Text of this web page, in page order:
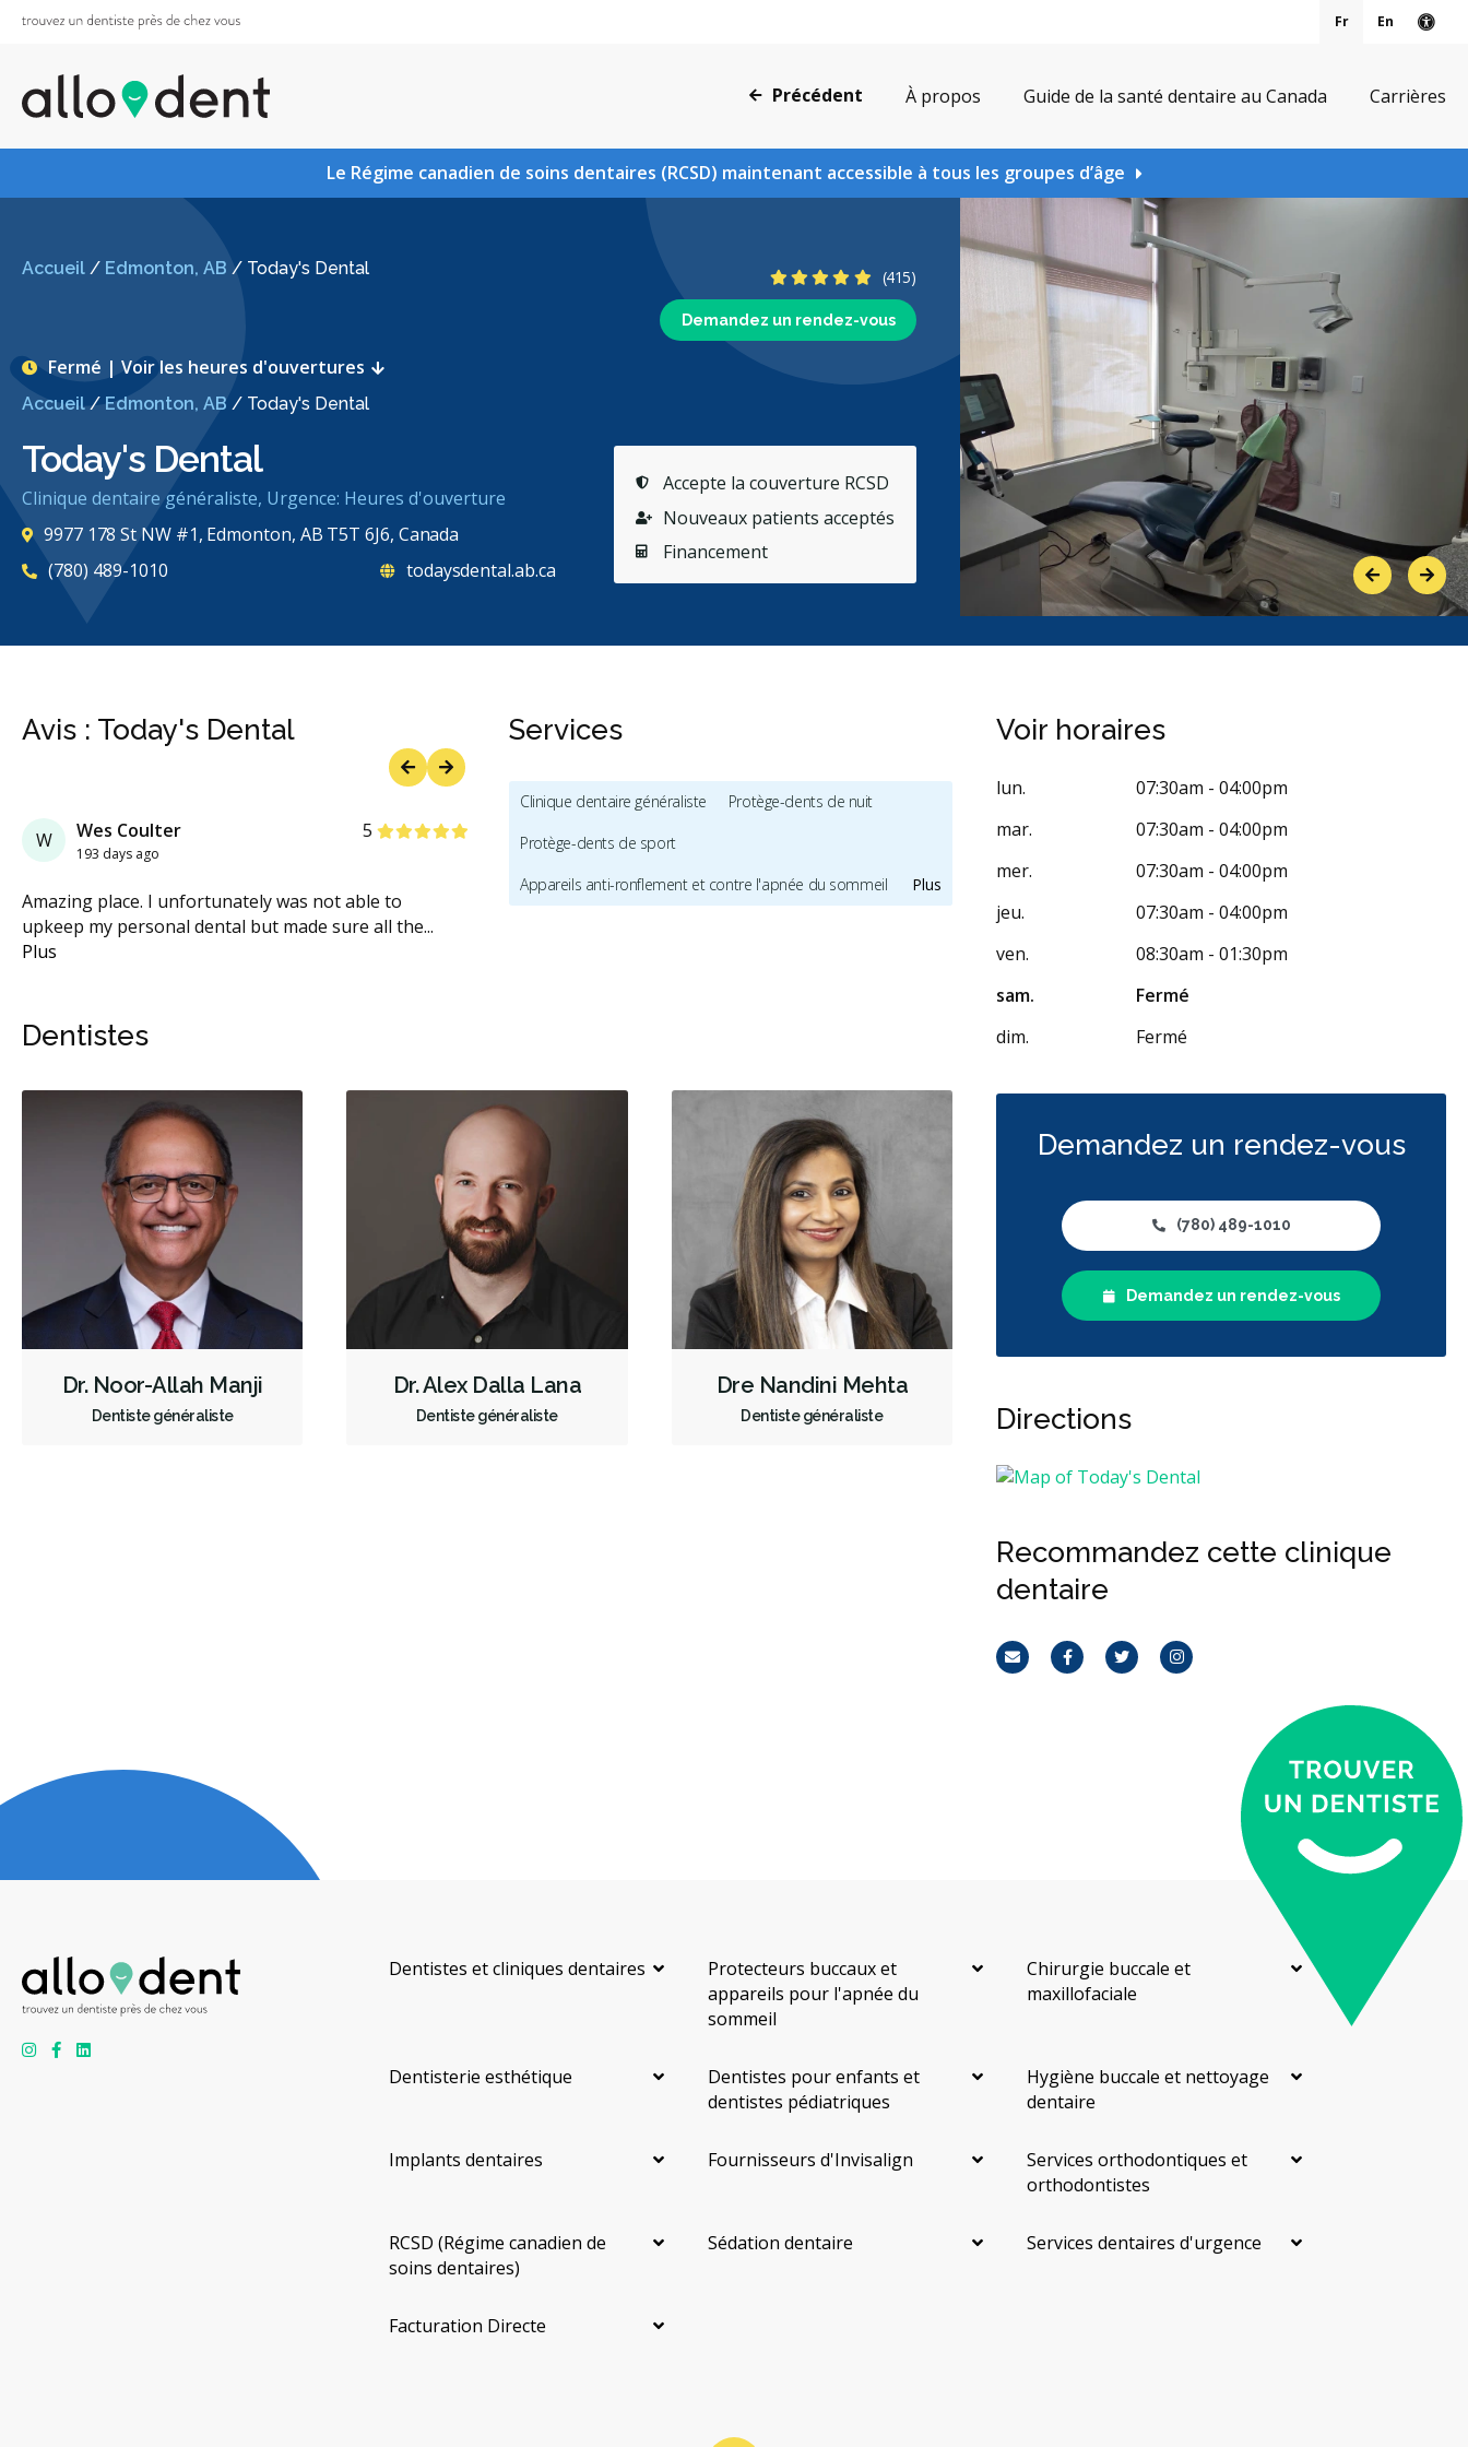
Fr En
Précédent À propos Guide de la santé dentaire au Canada Carrières
Le Régime canadien de soins dentaires (RCSD) maintenant accessible à tous les groupes d’âge
Accueil / Edmonton, AB / Today's Dental
Accueil/Edmonton, AB/ Today's Dental
Today's Dental
Clinique dentaire généraliste, Urgence: Heures d'ouverture
Accepte la couverture RCSD
Nouveaux patients acceptés
Financement
5 étoiles
(415)
Demandez un rendez-vous
Fermé | Voir les heures d'ouvertures
9977 178 St NW #1, Edmonton, AB T5T 6J6, Canada
(780) 489-1010
todaysdental.ab.ca
PreviousNext
Avis : Today's Dental
W Wes Coulter
193 days ago
5étoiles
Amazing place. I unfortunately was not able to
upkeep my personal dental but made sure all the...
Plus
étoiles
étoiles
étoiles
étoiles
Services
Plus
Clinique dentaire généraliste
Protège-dents de nuit
Protège-dents de sport
Appareils anti-ronflement et contre l'apnée du sommeil
Dépistage du cancer de la bouche
Diagnostic des troubles de l'ATM
Scanner TVFC
Scanner intraoral
Radiographies numériques
Radiographies panoramiques
CEREC
Lasers dentaires
Empreintes dentaires numériques
Anesthésie dent inividuelle (Wand)
Urgence durant les heures de clinique
Traitement de canal
Greffe osseuse
Implants dentaires
Extractions de dents et de dents de sagesse
Frénectomies
Facturation Directe
RCSD (Régime canadien de soins dentaires)
Moins
Dentistes
Dr. Noor-Allah Manji
Dentiste généraliste
Dr. Alex Dalla Lana
Dentiste généraliste
Dre Nandini Mehta
Dentiste généraliste
Voir horaires
lun.
07:30am - 04:00pm
mar.
07:30am - 04:00pm
mer.
07:30am - 04:00pm
jeu.
07:30am - 04:00pm
ven.
08:30am - 01:30pm
sam.
Fermé
dim.
Fermé
Demandez un rendez-vous
(780) 489-1010
Demandez un rendez-vous
Directions
Recommandez cette clinique
dentaire
CourrielFacebookTwitterInstagram
Dentistes et cliniques dentaires
Protecteurs buccaux et
appareils pour l'apnée du
sommeil
Chirurgie buccale et
maxillofaciale
Dentisterie esthétique
Dentistes pour enfants et
dentistes pédiatriques
Hygiène buccale et nettoyage
dentaire
Implants dentaires Fournisseurs d'Invisalign
Services orthodontiques et
orthodontistes
RCSD (Régime canadien de
soins dentaires)
Sédation dentaire Services dentaires d'urgence
Facturation Directe